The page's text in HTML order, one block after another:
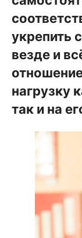
укрепить
везде и
нагрузку
так и на